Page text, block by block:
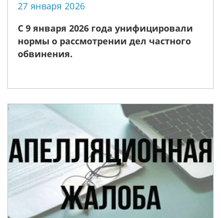
27 января 2026
С 9 января 2026 года унифицировали
нормы о рассмотрении дел частного
обвинения.